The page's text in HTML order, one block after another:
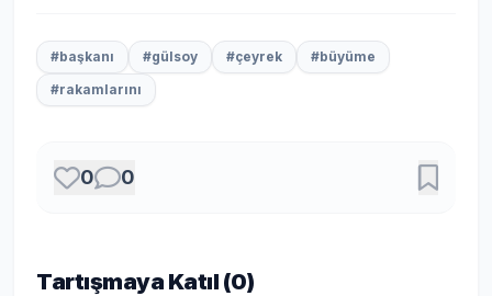
#başkanı #gülsoy #çeyrek
#büyüme
#rakamlarını
0 0
Tartışmaya Katıl (0)